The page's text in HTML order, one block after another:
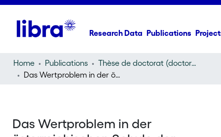
Research Data Publications
Home Publications
Thèse de doctorat (doctoral thesis)
Das Wertproblem in der österreichischen Schule der Nationalökonomie
Das Wertproblem in der